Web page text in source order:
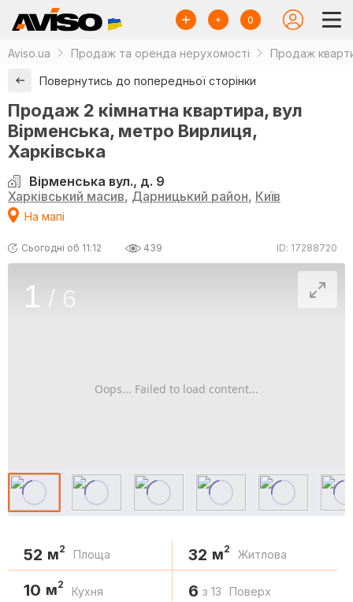
0
Aviso.ua Продаж та оренда нерухомості Продаж
Повернутись до попередньої сторінки
Продаж 2 кімнатна квартира, вул
Вірменська, метро Вирлиця,
Харківська
Вірменська вул., д. 9
Харківський масив, Дарницький район, Київ
На мапі
Сьогодні об 11:12 439 ID: 17288720
Oops... Failed to load content...
1 / 6
52 м2 Площа 32 м2 Житлова
10 м2
Кухня 6 з 13 Поверх